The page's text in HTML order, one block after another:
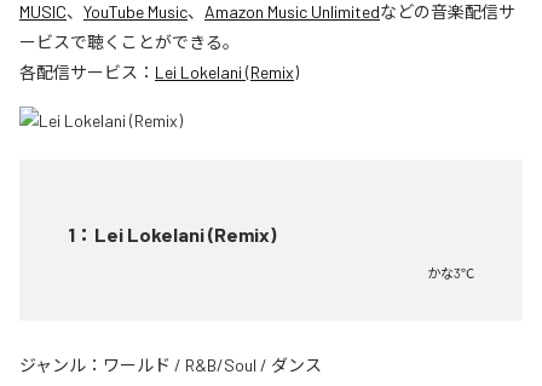
MUSIC、 YouTube Music、 Amazon Music Unlimitedなどの音楽配信サ
ービスで聴くことができる。
各配信サービス： Lei Lokelani (Remix)
1 ： Lei Lokelani (Remix)
かな3℃
ジャンル： ワールド / R&B/Soul / ダンス